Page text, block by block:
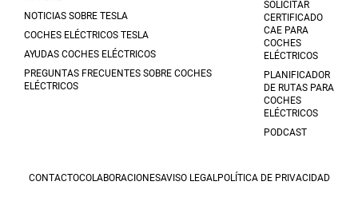
NOTICIAS SOBRE TESLA
COCHES ELÉCTRICOS TESLA
AYUDAS COCHES ELÉCTRICOS
PREGUNTAS FRECUENTES SOBRE COCHES
ELÉCTRICOS
SOLICITAR
CERTIFICADO
CAE PARA
COCHES
ELÉCTRICOS
PLANIFICADOR
DE RUTAS PARA
COCHES
ELÉCTRICOS
PODCAST
CONTACTOCOLABORACIONESAVISO LEGALPOLÍTICA DE PRIVACIDAD